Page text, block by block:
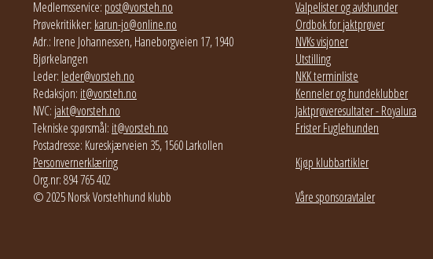
Medlemsservice: post@vorsteh.no
Prøvekritikker: karun-jo@online.no
Adr.: Irene Johannessen, Haneborgveien 17, 1940
Bjørkelangen
Leder: leder@vorsteh.no
Redaksjon: it@vorsteh.no
NVC: jakt@vorsteh.no
Tekniske spørsmål: it@vorsteh.no
Postadresse: Kureskjærveien 35, 1560 Larkollen
Personvernerklæring
Org.nr: 894 765 402
© 2025 Norsk Vorstehhund klubb
Valpelister og avlshunder
Ordbok for jaktprøver
NVKs visjoner
Utstilling
NKK terminliste
Kenneler og hundeklubber
Jaktprøveresultater - Royalura
Frister Fuglehunden
Kjøp klubbartikler
Våre sponsoravtaler